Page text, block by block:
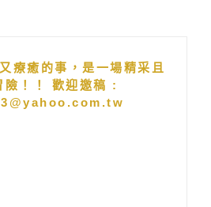
療癒的事，是一場精采且
險！！ 歡迎邀稿 :